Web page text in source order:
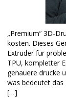
„Premium“ 3D-
kosten. Dieses
Extruder für
TPU, kompletter
genauere drucke
was bedeutet
[…]